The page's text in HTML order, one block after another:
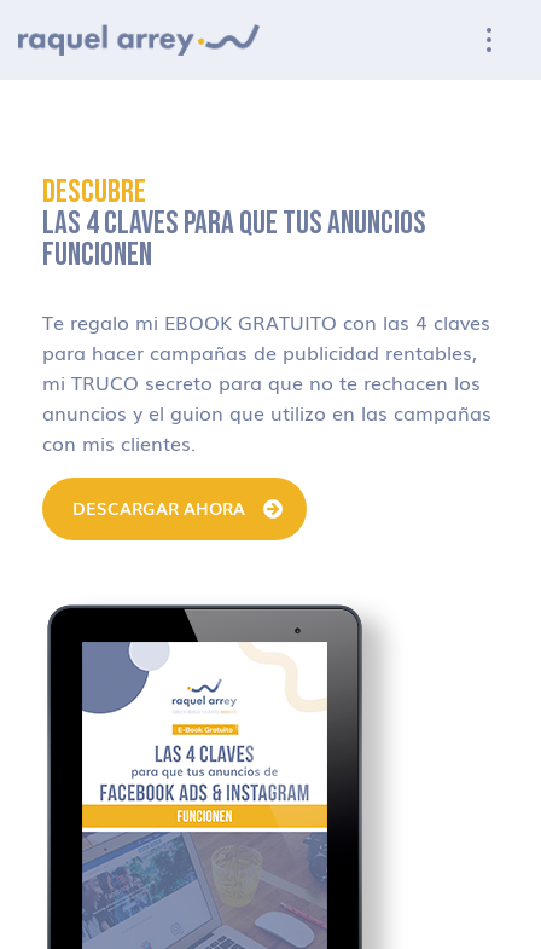
DESCUBRE
LAS 4 CLAVES PARA QUE TUS ANUNCIOS
FUNCIONEN
Te regalo mi EBOOK GRATUITO con las 4 claves
para hacer campañas de publicidad rentables,
mi TRUCO secreto para que no te rechacen los
anuncios y el guion que utilizo en las campañas
con mis clientes.
DESCARGAR AHORA